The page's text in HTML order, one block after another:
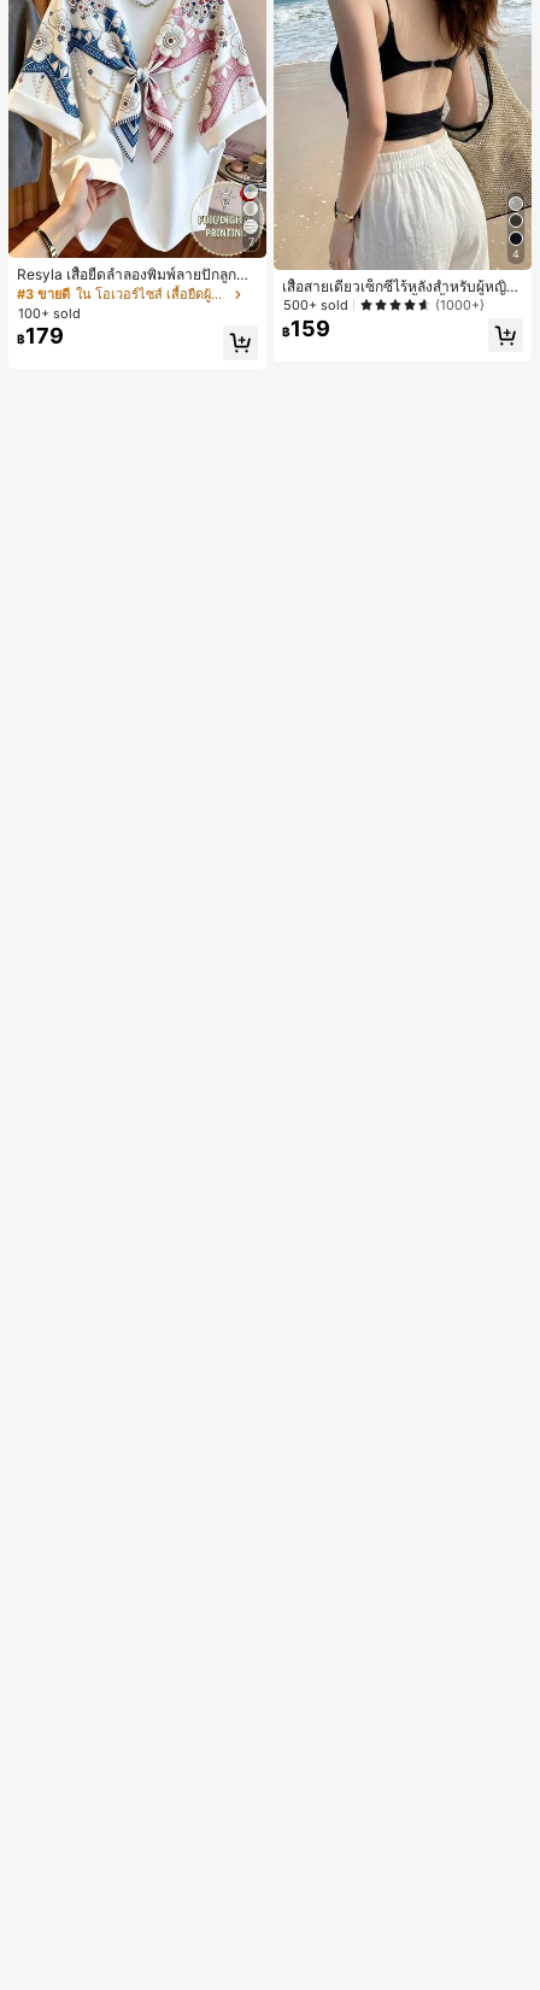
7
Resyla เสื้อยืดลำลองพิมพ์ลายปักลูกปัด
รูปโบว์ขนาดใหญ่สำหรับผู้หญิง
#3 ขายดี
ใน โอเวอร์ไซส์ เสื้อยืดผู้หญิง
100+ sold
฿179
4
เสื้อสายเดี่ยวเซ็กซี่ไร้หลังสำหรับผู้หญิง
พร้อมบราแบบมีฟองน้ำ, เสื้อกล้ามแขน
กุด, เสื้อลำลองสีดำสำหรับฤดูร้อน
500+ sold (1000+)
฿159